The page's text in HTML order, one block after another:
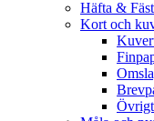
Häfta &
Kort och